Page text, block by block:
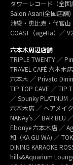
タワーレコード（全
Salon Asian(全国店舗
池袋・恵比寿・代官山
COAST（ageHa）／
六本木周辺店舗
TRIPLE TWENTY ／
TRAVEL CAFÉ 六本木
六本木 ／ Privato
TIP TOP CAVE ／ TIP
／ Spunky PLATINUM
六本木店 ／ ヘアメイ
NANAy’s ／ BAR BLU
Ebonye 六本木店 ／
和（KA GU WA) ／
DINING KARAOKE
hills&Aquarium